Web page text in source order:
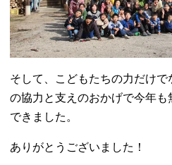
そして、こどもたちの力だけ
の協力と支えのおかげで今年
できました。
ありがとうございました！